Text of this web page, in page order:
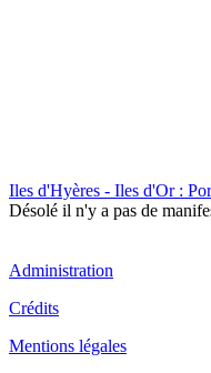
Iles d'Hyères - Iles d'Or :
Désolé il n'y a pas de
Administration
Crédits
Mentions légales